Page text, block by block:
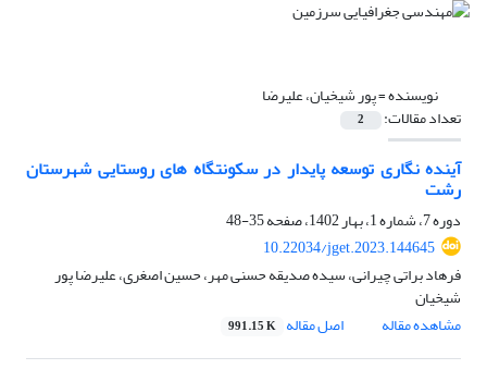
نویسنده =پور شیخیان، علیرضا
تعداد مقالات: 2
آینده نگاری توسعه پایدار در سکونتگاه های روستایی شهرستان
رشت
دوره 7، شماره 1، بهار 1402، صفحه
35-48
10.22034/jget.2023.144645
فرهاد براتی چیرانی، سیده صدیقه حسنی مهر، حسین اصغری، علیرضا پور
شیخیان
مشاهده مقاله
اصل مقاله 991.15 K